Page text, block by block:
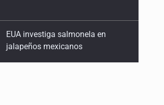
jalapeños mexicanos
Proponen consulta popular por